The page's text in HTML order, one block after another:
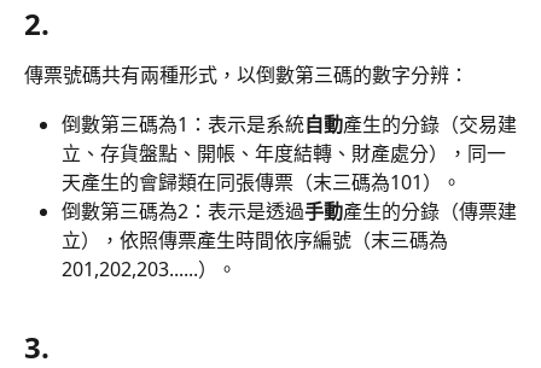
2.
傳票號碼共有兩種形式，以倒數第三碼的數字分辨：
倒數第三碼為1：表示是系統自動產生的分錄（交易建
立、存貨盤點、開帳、年度結轉、財產處分），同一
天產生的會歸類在同張傳票（末三碼為101）。
倒數第三碼為2：表示是透過手動產生的分錄（傳票建
立），依照傳票產生時間依序編號（末三碼為
201,202,203......）。
3.